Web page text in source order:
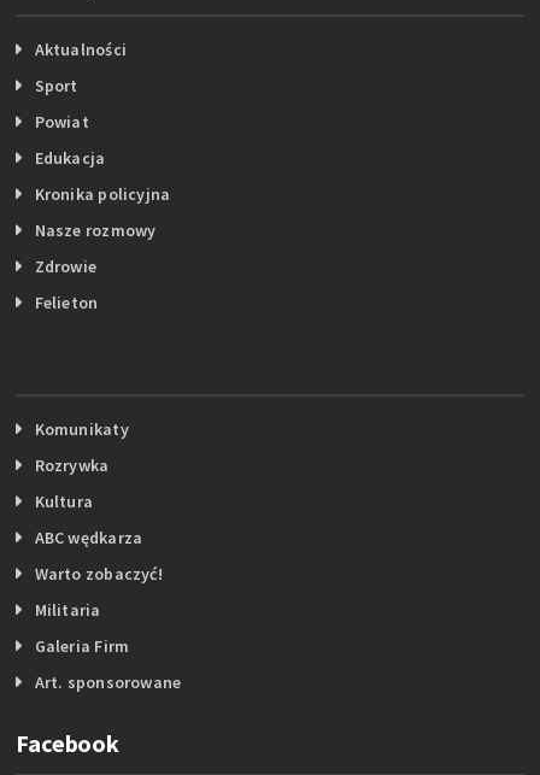
Aktualności
Sport
Powiat
Edukacja
Kronika policyjna
Nasze rozmowy
Zdrowie
Felieton
Komunikaty
Rozrywka
Kultura
ABC wędkarza
Warto zobaczyć!
Militaria
Galeria Firm
Art. sponsorowane
Facebook